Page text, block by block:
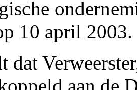
10 april 2003.
dat
aan de